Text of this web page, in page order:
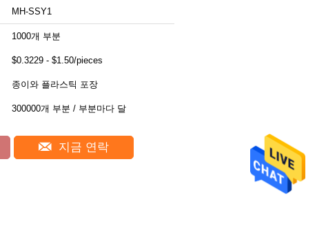
MH-SSY1
1000개 부분
$0.3229 - $1.50/pieces
종이와 플라스틱 포장
300000개 부분 / 부분마다 달
지금 연락